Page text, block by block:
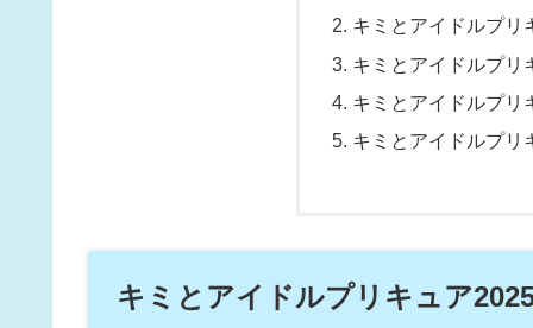
キミとアイドルプリ
キミとアイドルプリ
キミとアイドルプリ
キミとアイドルプリ
キミとアイドルプリキュア